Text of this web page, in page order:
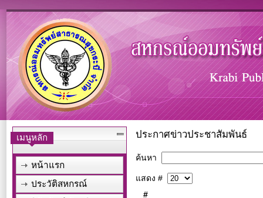
เมนูหลัก
หน้าแรก
ประวัติสหกรณ์
ประกาศข่าวประชาสัมพันธ์
ค้นหา
แสดง #
#